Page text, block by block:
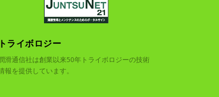
ライボロジー
滑通信社は創業以来50年トライボロジーの技術
報を提供しています。